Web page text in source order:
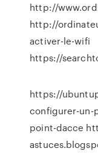
http://
http://
activer-le-wifi
https://
https://
configurer-un-
point-dacce